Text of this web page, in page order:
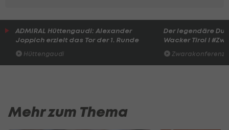
ADMIRAL Hüttengaudi: Alexander
Joppich erzielt das Tor der 1. Runde
Hüttengaudi
Der legendäre
Wacker Tirol I
Zwarakonferenz
Mehr zum Thema